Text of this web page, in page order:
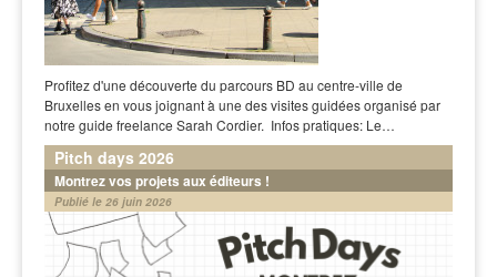
Profitez d'une découverte du parcours BD au centre-ville de
Bruxelles en vous joignant à une des visites guidées organisé par
notre guide freelance Sarah Cordier. Infos pratiques: Le…
Pitch days 2026
Montrez vos projets aux éditeurs !
Publié le 26 juin 2026